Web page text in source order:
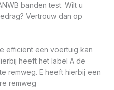
banden test. Wilt u
Vertrouw dan op
efficiënt een voertuig kan
heeft het label A de
remweg. E heeft hierbij een
remweg